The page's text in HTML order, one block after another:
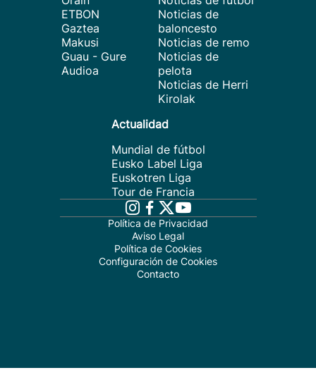
ETBON
Gaztea
Makusi
Guau - Gure
Audioa
Noticias de
baloncesto
Noticias de remo
Noticias de
pelota
Noticias de Herri
Kirolak
Actualidad
Mundial de fútbol
Eusko Label Liga
Euskotren Liga
Tour de Francia
Política de Privacidad
Aviso Legal
Política de Cookies
Configuración de Cookies
Contacto